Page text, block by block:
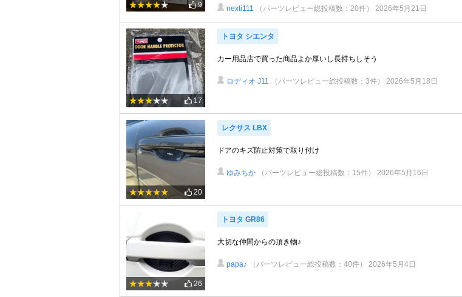
9 nexti111 （パーツレビュー総投稿数：20件） 2026年5月21日
17
トヨタ シエンタ
カー用品店で買った商品よか厚いし長持ちしそう
ロディオ J11 （パーツレビュー総投稿数：3件） 2026年5月18日
20
レクサス LBX
ドアのキズ防止対策で取り付け
ゆみちか （パーツレビュー総投稿数：15件） 2026年5月16日
26
トヨタ GR86
大切な仲間からの頂き物♪
papa♪ （パーツレビュー総投稿数：40件） 2026年5月4日